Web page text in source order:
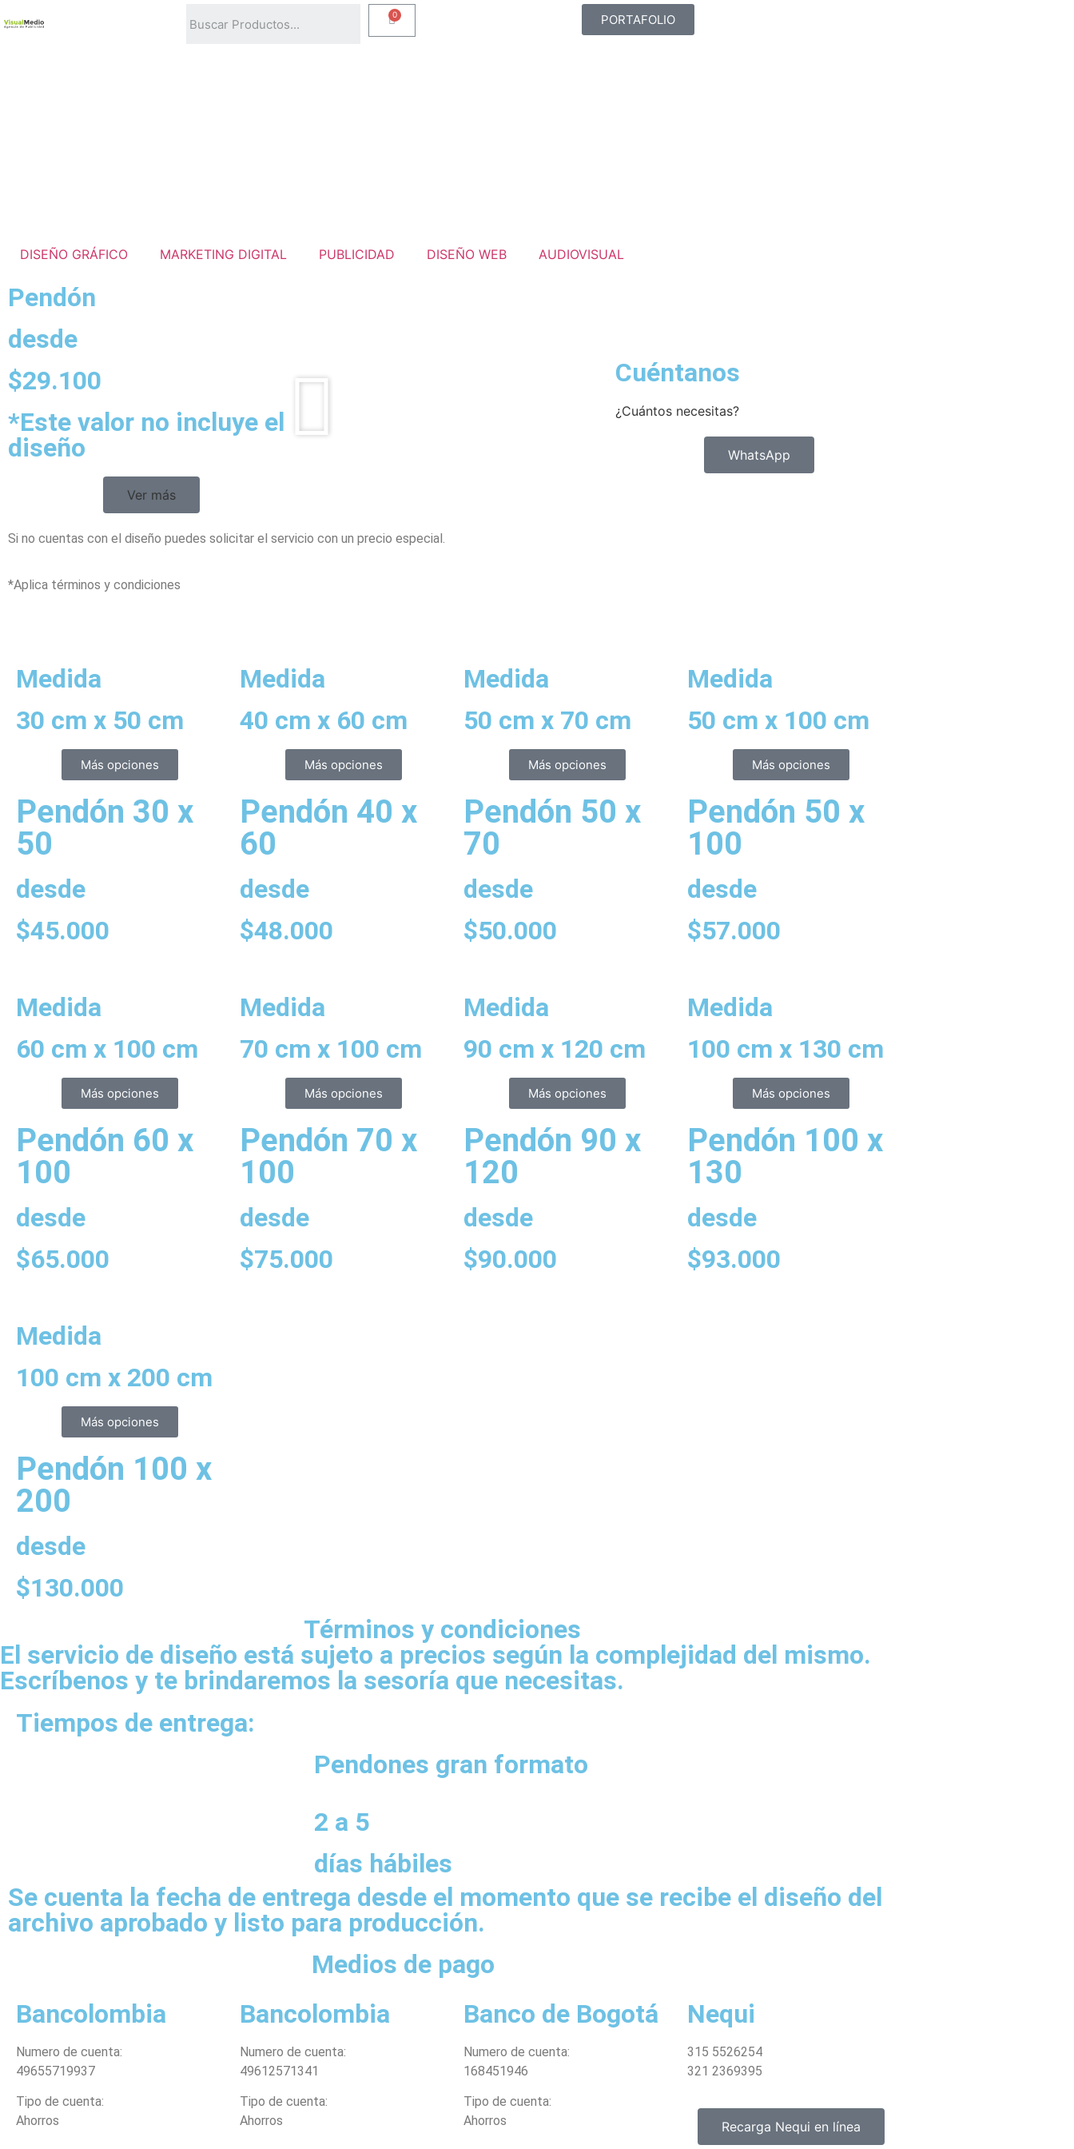
PORTAFOLIO
DISEÑO GRÁFICO MARKETING DIGITAL PUBLICIDAD DISEÑO WEB AUDIOVISUAL
Pendón
desde
$29.100
*Este valor no incluye el
diseño
Ver más
Cuéntanos
¿Cuántos necesitas?
WhatsApp
Si no cuentas con el diseño puedes solicitar el servicio con un precio especial.
*Aplica términos y condiciones
Medida
30 cm x 50 cm
Más opciones
Pendón 30 x
50
desde
$45.000
Medida
40 cm x 60 cm
Más opciones
Pendón 40 x
60
desde
$48.000
Medida
50 cm x 70 cm
Más opciones
Pendón 50 x
70
desde
$50.000
Medida
50 cm x 100 cm
Más opciones
Pendón 50 x
100
desde
$57.000
Medida
60 cm x 100 cm
Más opciones
Pendón 60 x
100
desde
$65.000
Medida
70 cm x 100 cm
Más opciones
Pendón 70 x
100
desde
$75.000
Medida
90 cm x 120 cm
Más opciones
Pendón 90 x
120
desde
$90.000
Medida
100 cm x 130 cm
Más opciones
Pendón 100 x
130
desde
$93.000
Medida
100 cm x 200 cm
Más opciones
Pendón 100 x
200
desde
$130.000
Términos y condiciones
El servicio de diseño está sujeto a precios según la complejidad del mismo.
Escríbenos y te brindaremos la sesoría que necesitas.
Tiempos de entrega:
Pendones gran formato
2 a 5
días hábiles
Se cuenta la fecha de entrega desde el momento que se recibe el diseño del
archivo aprobado y listo para producción.
Medios de pago
Bancolombia
Numero de cuenta:
49655719937
Tipo de cuenta:
Ahorros
Bancolombia
Numero de cuenta:
49612571341
Tipo de cuenta:
Ahorros
Banco de Bogotá
Numero de cuenta:
168451946
Tipo de cuenta:
Ahorros
Nequi
315 5526254
321 2369395
Recarga Nequi en línea